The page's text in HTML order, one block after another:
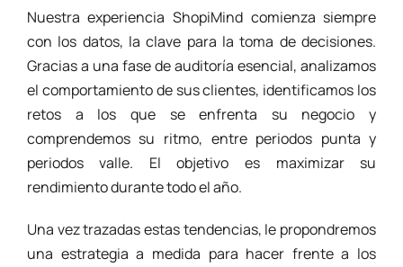
Nuestra experiencia ShopiMind comienza siempre
con los datos, la clave para la toma de decisiones.
Gracias a una fase de auditoría esencial, analizamos
el comportamiento de sus clientes, identificamos los
retos a los que se enfrenta su negocio y
comprendemos su ritmo, entre periodos punta y
periodos valle. El objetivo es maximizar su
rendimiento durante todo el año.
Una vez trazadas estas tendencias, le propondremos
una estrategia a medida para hacer frente a los